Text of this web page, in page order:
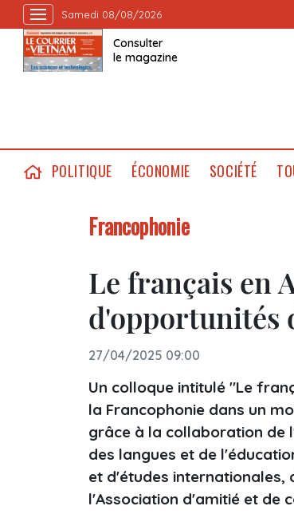
Samedi 08/08/2026
Consulter
le magazine
POLITIQUE ÉCONOMIE SOCIÉTÉ
Francophonie
Le français en
d'opportunités
27/04/2025 09:00
Un colloque intitulé "Le
la Francophonie dans un
grâce à la collaboration de
des langues et de
et d'études internationales,
l'Association d'amitié et de